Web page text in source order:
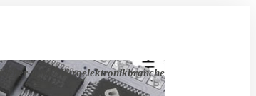
und Mikroelektronikbranche